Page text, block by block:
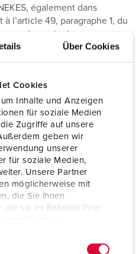
Über Cookies
Cookies
Inhalte und Anzeigen
für soziale Medien
Zugriffe auf unsere
geben wir
unserer
für soziale Medien,
Unsere Partner
möglicherweise mit
die Sie ihnen
sie im Rahmen Ihrer
également dans
l’article 49, paragraphe 1, du
en este contexto por
su almacenamiento ya no
se limitará en caso de existir
transferirse consultas
de MENNEKES para que
sur le fait que les courriers
des données peuvent
par des personnes non
ne le remarque. De plus,
anti-spam pour se protéger
qui peuvent, dans des cas
malveillants, sont